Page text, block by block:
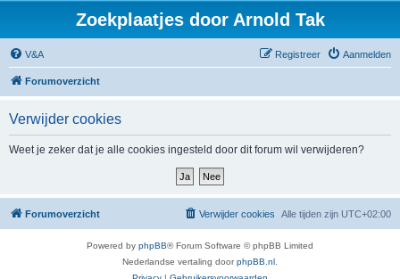
Zoekplaatjes door Arnold Tak
V&A Aanmelden
Registreer
Forumoverzicht
Verwijder cookies
Weet je zeker dat je alle cookies ingesteld door dit forum wil verwijderen?
Forumoverzicht Alle tijden zijn UTC+02:00
Verwijder cookies
Powered by phpBB® Forum Software © phpBB Limited
Nederlandse vertaling doorphpBB.nl